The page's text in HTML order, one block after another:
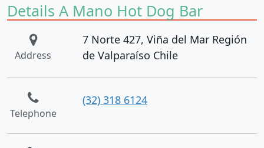
Details A Mano Hot Dog Bar
Address
7 Norte 427, Viña del Mar Región
de Valparaíso Chile
Telephone
(32) 318 6124